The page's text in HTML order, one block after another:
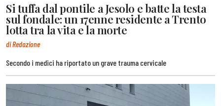
Si tuffa dal pontile a Jesolo e batte la testa
sul fondale: un 17enne residente a Trento
lotta tra la vita e la morte
di Redazione
Secondo i medici ha riportato un grave trauma cervicale